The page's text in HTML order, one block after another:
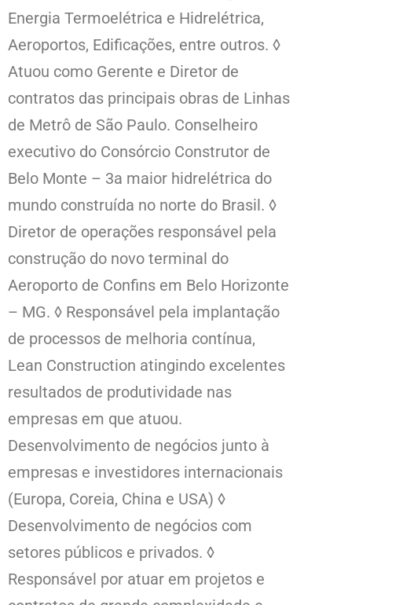
Energia Termoelétrica e Hidrelétrica,
Aeroportos, Edificações, entre outros. ◊
Atuou como Gerente e Diretor de
contratos das principais obras de Linhas
de Metrô de São Paulo. Conselheiro
executivo do Consórcio Construtor de
Belo Monte – 3a maior hidrelétrica do
mundo construída no norte do Brasil. ◊
Diretor de operações responsável pela
construção do novo terminal do
Aeroporto de Confins em Belo Horizonte
– MG. ◊ Responsável pela implantação
de processos de melhoria contínua,
Lean Construction atingindo excelentes
resultados de produtividade nas
empresas em que atuou.
Desenvolvimento de negócios junto à
empresas e investidores internacionais
(Europa, Coreia, China e USA) ◊
Desenvolvimento de negócios com
setores públicos e privados. ◊
Responsável por atuar em projetos e